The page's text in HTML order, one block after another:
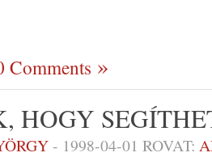
Comments
HOGY
- 1998-04-01 ROVAT: